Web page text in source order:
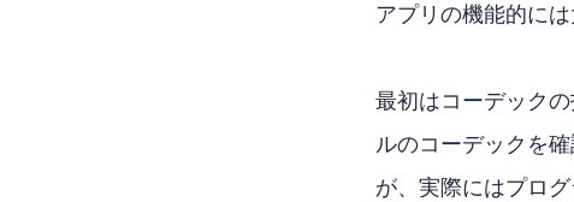
アプリの機能的に
最初はコーデックの指
ルのコーデックを
が、実際にはプロ